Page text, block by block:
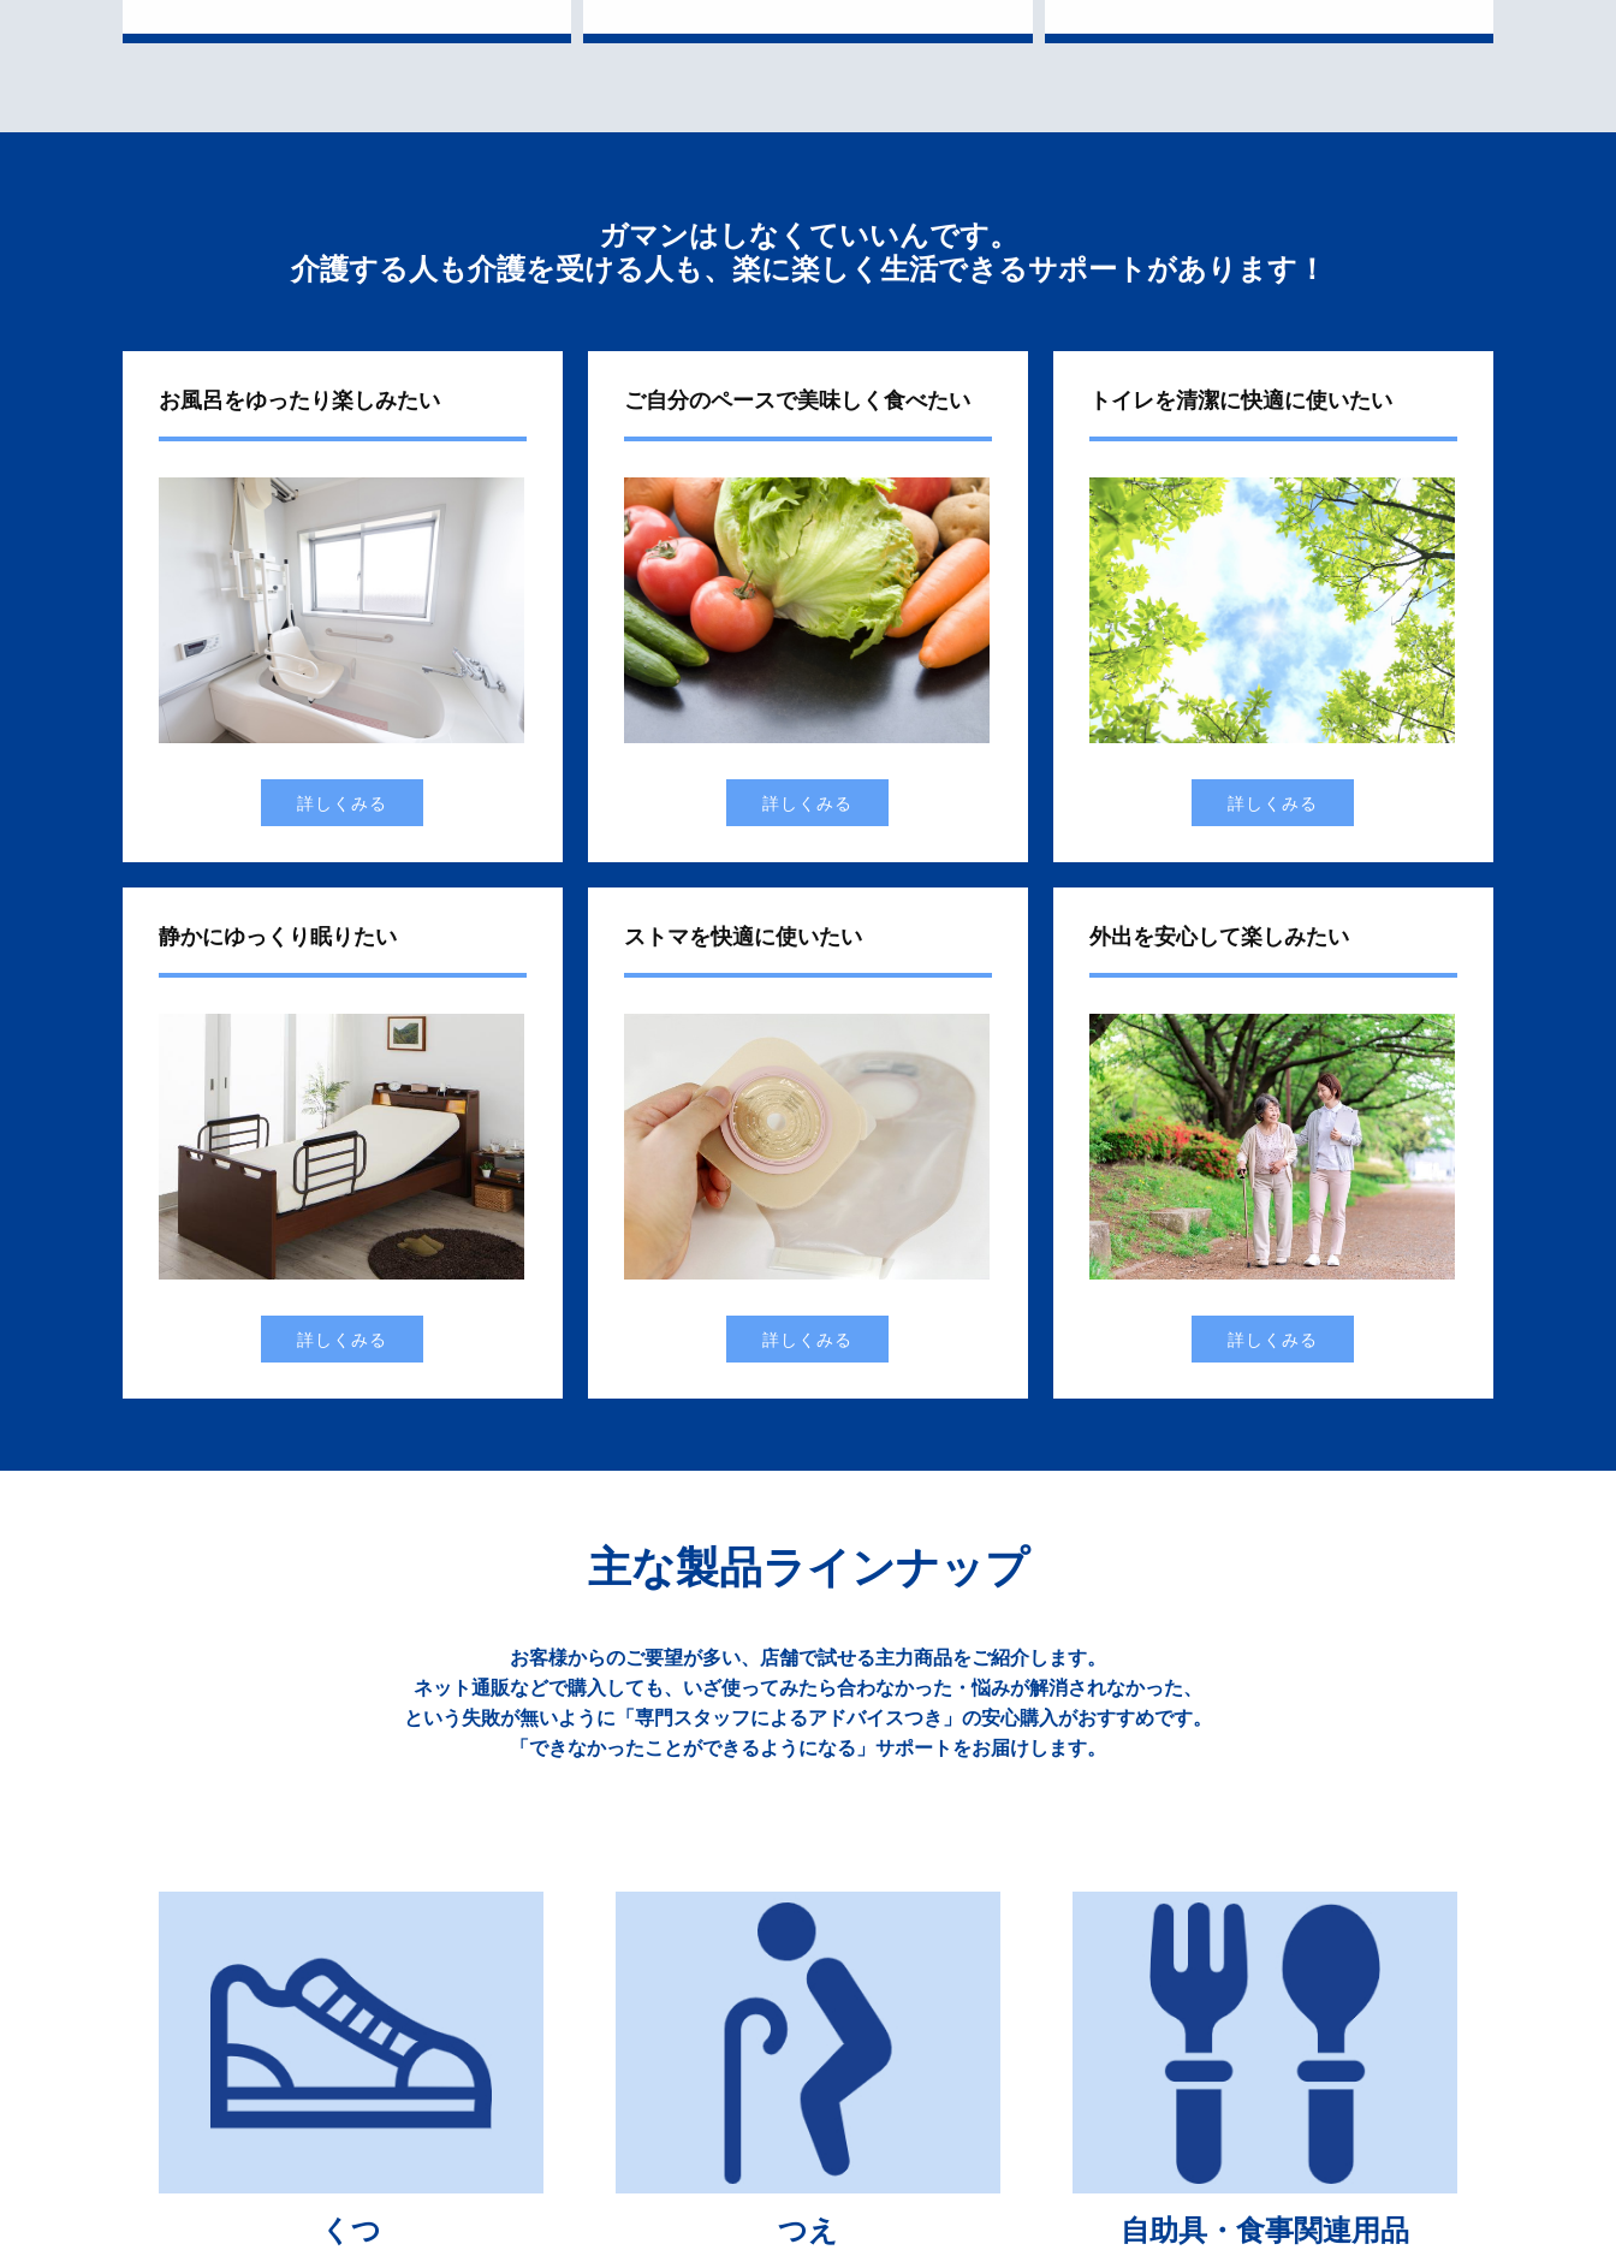
ガマンはしなくていいんです。
介護する人も介護を受ける人も、楽に楽しく生活できるサポートがあります！
お風呂をゆったり楽しみたい
詳しくみる
ご自分のペースで美味しく食べたい
詳しくみる
トイレを清潔に快適に使いたい
詳しくみる
静かにゆっくり眠りたい
詳しくみる
ストマを快適に使いたい
詳しくみる
外出を安心して楽しみたい
詳しくみる
主な製品ラインナップ
お客様からのご要望が多い、店舗で試せる主力商品をご紹介します。
ネット通販などで購入しても、いざ使ってみたら合わなかった・悩みが解消されなかった、
という失敗が無いように「専門スタッフによるアドバイスつき」の安心購入がおすすめです。
「できなかったことができるようになる」サポートをお届けします。
くつ つえ 自助具・食事関連用品